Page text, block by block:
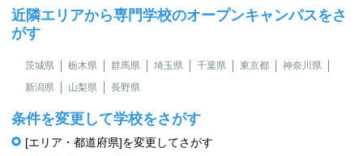
近隣エリアから専門学校のオープンキャンパスをさ
がす
茨城県 栃木県 群馬県 埼玉県 千葉県 東京都
神奈川県
新潟県
山梨県 長野県
条件を変更して学校をさがす
[エリア・都道府県]を変更してさがす